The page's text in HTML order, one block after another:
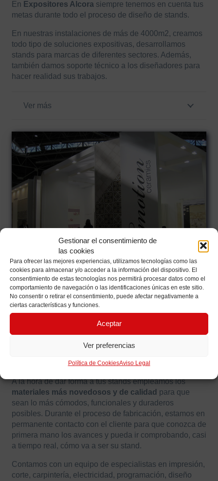
Gestionar el consentimiento de
las cookies
Para ofrecer las mejores experiencias, utilizamos tecnologías como las
cookies para almacenar y/o acceder a la información del dispositivo. El
consentimiento de estas tecnologías nos permitirá procesar datos como el
comportamiento de navegación o las identificaciones únicas en este sitio.
No consentir o retirar el consentimiento, puede afectar negativamente a
ciertas características y funciones.
Aceptar
Ver preferencias
Política de CookiesAviso Legal
En Expositores Alcora siempre tenemos en cuenta tus
metas durante todo el proceso de diseño de stands.
En nuestras instalaciones de más de 4000m2, creamos
todo tipo de soluciones expositivas, desarrollamos
stands para marcas de diferentes sectores. Además,
también damos soporte técnico a los diseñadores para
hacer realidad sus trabajos.
Ver más
FABRICACIÓN DE
A la hora de dar forma a tus stands empleamos los
materiales más novedosos y de calidad para que
sean lo más cómodos, funcionales y duraderos
posibles. Durante el proceso de fabricación, estamos en
permanente contacto con el cliente para que conozca de
primera mano los avances y pueda ir comprobando, casi
a tiempo real, cómo va a ser su stand.
Contamos con un equipo de especialistas en impresión,
corte, carpintería, electricidad, programación, diseño